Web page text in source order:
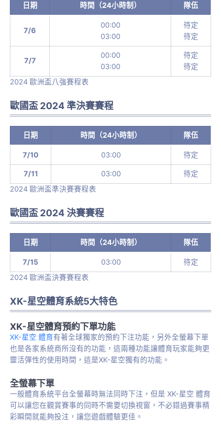
日期 時間（24小時制） 隊伍
7/6
00:00
03:00
待定
待定
7/7
00:00
03:00
待定
待定
2024 歐洲盃八強賽程表
歐國盃 2024 準決賽賽程
日期 時間（24小時制） 隊伍
7/10 03:00 待定
7/11 03:00
待定
2024 歐洲盃準決賽賽程表
歐國盃 2024 決賽賽程
日期 時間（24小時制） 隊伍
7/15 03:00
待定
2024 歐洲盃決賽賽程表
XK-星空體育系統5大特色
XK-星空體育預約下單功能
XK-星空 體育有著全球獨家的預約下注功能，另外全螢幕下單
也是各家系統商所沒有的功能，這兩種功能讓體育玩家能夠更
靈活彈性的使用時間，這是XK-星空獨有的功能。
全螢幕下單
一般體育系統平台全螢幕時無法同時下注，但是 XK-星空 體育
可以讓您在觀賞賽事的同時不需要切換視窗，不必錯過賽事精
彩瞬間就能夠投注，讓您遊戲體驗更佳。